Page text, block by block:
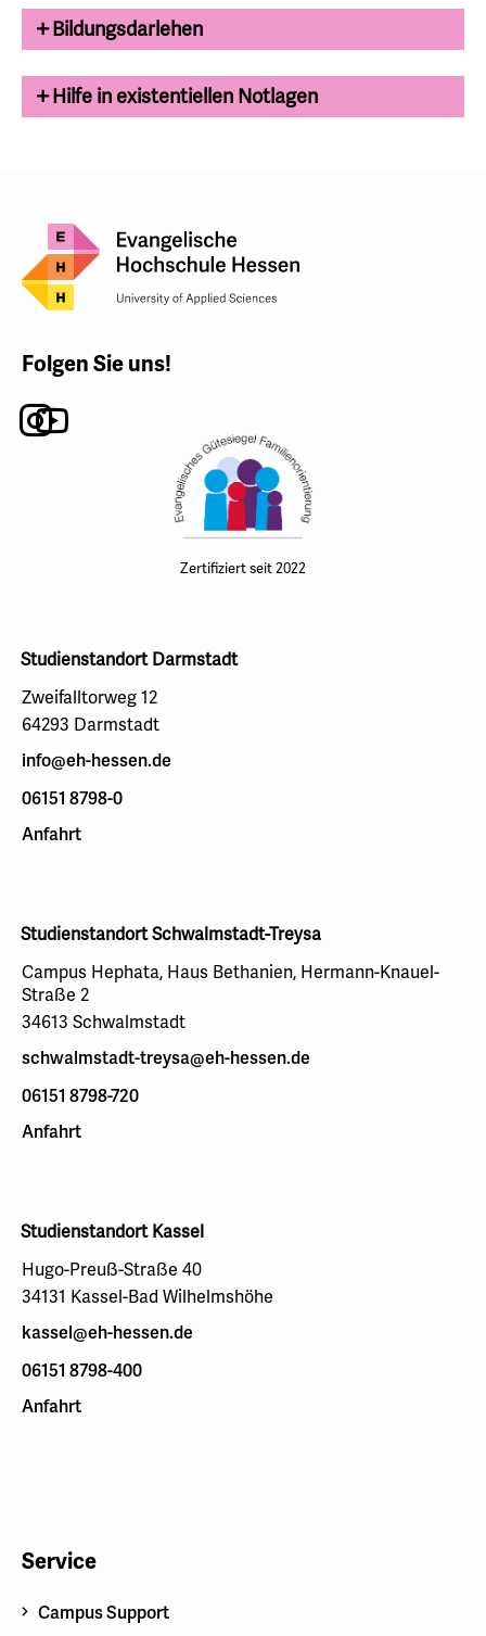
Bildungsdarlehen
Hilfe in existentiellen Notlagen
Folgen Sie uns!
Instagram
Youtube
Zertifiziert seit 2022
Studienstandort Darmstadt
Zweifalltorweg 12
64293 Darmstadt
info@eh-hessen.de
06151 8798-0
Anfahrt
Studienstandort Schwalmstadt-Treysa
Campus Hephata, Haus Bethanien, Hermann-Knauel-
Straße 2
34613 Schwalmstadt
schwalmstadt-treysa@eh-hessen.de
06151 8798-720
Anfahrt
Studienstandort Kassel
Hugo-Preuß-Straße 40
34131 Kassel-Bad Wilhelmshöhe
kassel@eh-hessen.de
06151 8798-400
Anfahrt
Service
Campus Support